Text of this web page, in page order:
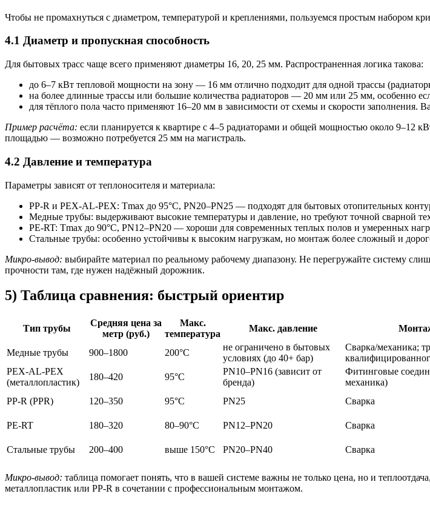
Чтобы не промахнуться с диаметром, температурой и креплениями, пользуемся простым набором
4.1 Диаметр и пропускная способность
Для бытовых трасс чаще всего применяют диаметры 16, 20, 25 мм. Распространенная логика такова:
до 6–7 кВт тепловой мощности на зону — 16 мм отлично подходит для одной трассы
на более длинные трассы или большие количества радиаторов — 20 мм или 25 мм, особенно
для тёплого пола часто применяют 16–20 мм в зависимости от схемы и скорости заполнения.
Пример расчёта: если планируется к квартире с 4–5 радиаторами и общей мощностью около 9–12
площадью — возможно потребуется 25 мм на магистраль.
4.2 Давление и температура
Параметры зависят от теплоносителя и материала:
PP-R и PEX-AL-PEX: Tmax до 95°C, PN20–PN25 — подходят для бытовых отопительных
Медные трубы: выдерживают высокие температуры и давление, но требуют точной сварной
PE-RT: Tmax до 90°C, PN12–PN20 — хороши для современных теплых полов и умеренных
Стальные трубы: особенно устойчивы к высоким нагрузкам, но монтаж более сложный и
Микро-вывод: выбирайте материал по реальному рабочему диапазону. Не перегружайте систему
прочности там, где нужен надёжный дорожник.
5) Таблица сравнения: быстрый ориентир
Тип трубы
Средняя цена за
метр (руб.)
Макс.
температура
Макс. давление
Медные трубы 900–1800 200°C
не ограничено в бытовых
условиях (до 40+ бар)
Сварка/механика;
PEX-AL-PEX
(металлопластик)
180–420 95°C
PN10–PN16 (зависит от
бренда)
Фитинговые
механика)
PP-R (PPR)
120–350 95°C PN25 Сварка
PE-RT
180–320 80–90°C PN12–PN20 Сварка
Стальные трубы
200–400 выше 150°C PN20–PN40 Сварка
Микро-вывод: таблица помогает понять, что в вашей системе важны не только цена, но и
металлопластик или PP-R в сочетании с профессиональным монтажом.